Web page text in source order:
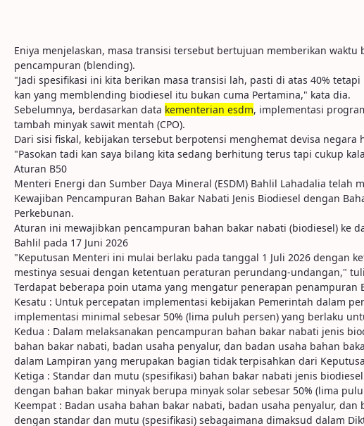
Eniya menjelaskan, masa transisi tersebut bertujuan memberikan
pencampuran (blending).
"Jadi spesifikasi ini kita berikan masa transisi lah, pasti di atas 40%
kan yang memblending biodiesel itu bukan cuma Pertamina," kata dia.
Sebelumnya, berdasarkan data kementerian esdm, implementasi
tambah minyak sawit mentah (CPO).
Dari sisi fiskal, kebijakan tersebut berpotensi menghemat devisa
"Pasokan tadi kan saya bilang kita sedang berhitung terus tapi cukup
Aturan B50
Menteri Energi dan Sumber Daya Mineral (ESDM) Bahlil Lahadalia telah
Kewajiban Pencampuran Bahan Bakar Nabati Jenis Biodiesel dengan
Perkebunan.
Aturan ini mewajibkan pencampuran bahan bakar nabati (biodiesel) ke
Bahlil pada 17 Juni 2026
"Keputusan Menteri ini mulai berlaku pada tanggal 1 Juli 2026 dengan
mestinya sesuai dengan ketentuan peraturan perundang-undangan,"
Terdapat beberapa poin utama yang mengatur penerapan penampuran
Kesatu : Untuk percepatan implementasi kebijakan Pemerintah dalam
implementasi minimal sebesar 50% (lima puluh persen) yang berlaku
Kedua : Dalam melaksanakan pencampuran bahan bakar nabati jenis
bahan bakar nabati, badan usaha penyalur, dan badan usaha bahan
dalam Lampiran yang merupakan bagian tidak terpisahkan dari
Ketiga : Standar dan mutu (spesifikasi) bahan bakar nabati jenis
dengan bahan bakar minyak berupa minyak solar sebesar 50% (lima
Keempat : Badan usaha bahan bakar nabati, badan usaha penyalur,
dengan standar dan mutu (spesifikasi) sebagaimana dimaksud dalam